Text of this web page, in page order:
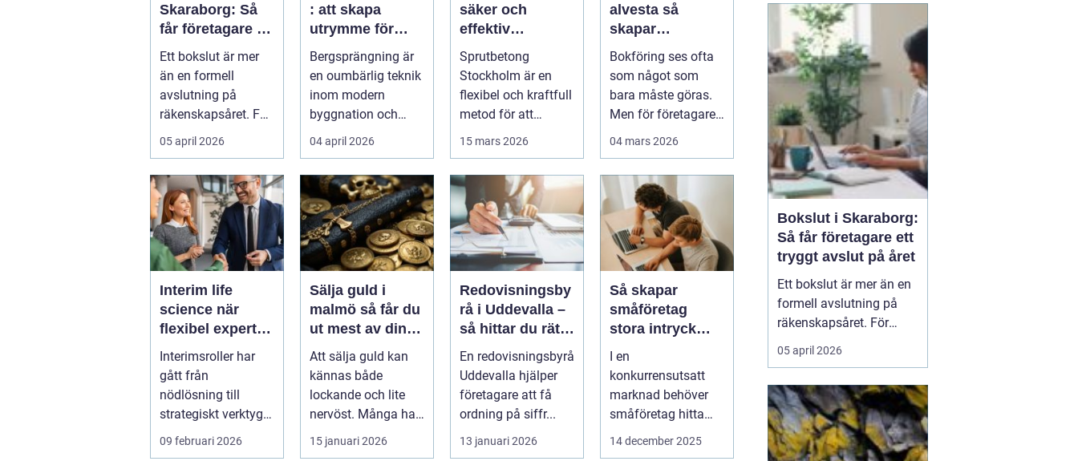
Skaraborg: Så
får företagare ett
tryggt avslut på
året
Ett bokslut är mer
än en formell
avslutning på
räkenskapsåret. För
05 april 2026
: att skapa
utrymme för
framtidens
infrastruktur
Bergsprängning är
en oumbärlig teknik
inom modern
byggnation och
infrastrukturella fr...
04 april 2026
säker och
effektiv
bergförstärknin
g
Sprutbetong
Stockholm är en
flexibel och kraftfull
metod för att
15 mars 2026
alvesta så
skapar
företagare
trygghet och
kontroll i
vardagen
Bokföring ses ofta
som något som
bara måste göras.
Men för företagare i
04 mars 2026
Interim life
science när
flexibel expertis
avgör takten
Interimsroller har
gått från
nödlösning till
strategiskt verktyg i
många bolag inom
09 februari 2026
Sälja guld i
malmö så får du
ut mest av dina
värdesaker
Att sälja guld kan
kännas både
lockande och lite
nervöst. Många har
ärvda smycken,
gamla släktklenod...
15 januari 2026
Redovisningsby
rå i Uddevalla –
så hittar du rätt
stöd för
företagets
ekonomi
En redovisningsbyrå
Uddevalla hjälper
företagare att få
ordning på siffr...
13 januari 2026
Så skapar
småföretag
stora intryck
med kreativ
marknadsföring
I en
konkurrensutsatt
marknad behöver
småföretag hitta
sätt att sticka ut
14 december 2025
operatörerna, utan
maximerar också
produktionseffektivi...
Bokslut i Skaraborg:
Så får företagare ett
tryggt avslut på året
Ett bokslut är mer än en
formell avslutning på
räkenskapsåret. För
företagare i Skaraborg
fungerar det som ett
verksamheten mår, vilka
satsningar som lönat sig
och var riskerna finns...
05 april 2026